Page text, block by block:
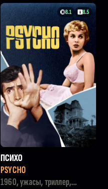
8.1 8.5
ПСИХО
PSYCHO
1960, ужасы, триллер,